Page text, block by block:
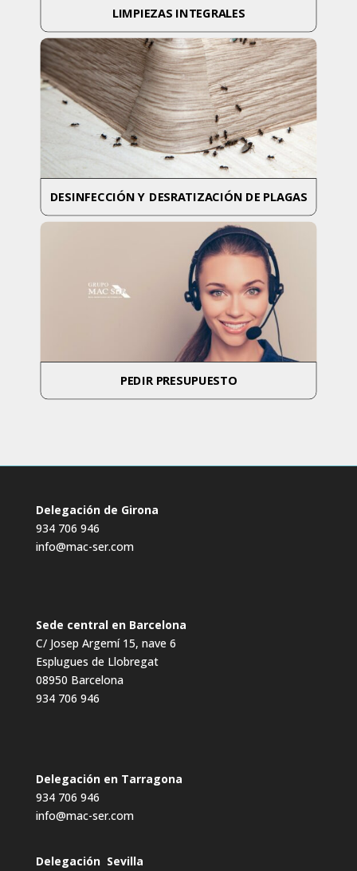
LIMPIEZAS INTEGRALES
DESINFECCIÓN Y DESRATIZACIÓN DE PLAGAS
PEDIR PRESUPUESTO
Delegación de Girona
934 706 946
info@mac-ser.com
Sede central en Barcelona
C/ Josep Argemí 15, nave 6
Esplugues de Llobregat
08950 Barcelona
934 706 946
Delegación en Tarragona
934 706 946
info@mac-ser.com
Delegación Sevilla